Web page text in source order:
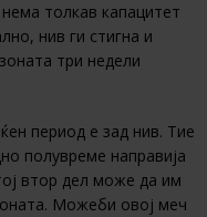
толкав капацитет
нив ги стигна и
три недели
период е зад нив. Тие
полувреме направија
втор дел може да им
Можеби овој меч